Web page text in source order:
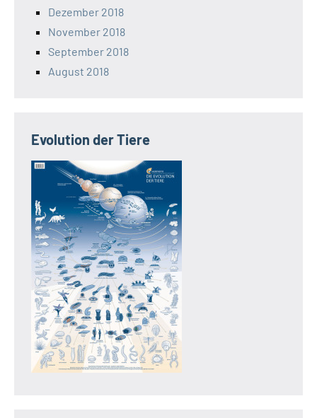
Dezember 2018
November 2018
September 2018
August 2018
Evolution der Tiere